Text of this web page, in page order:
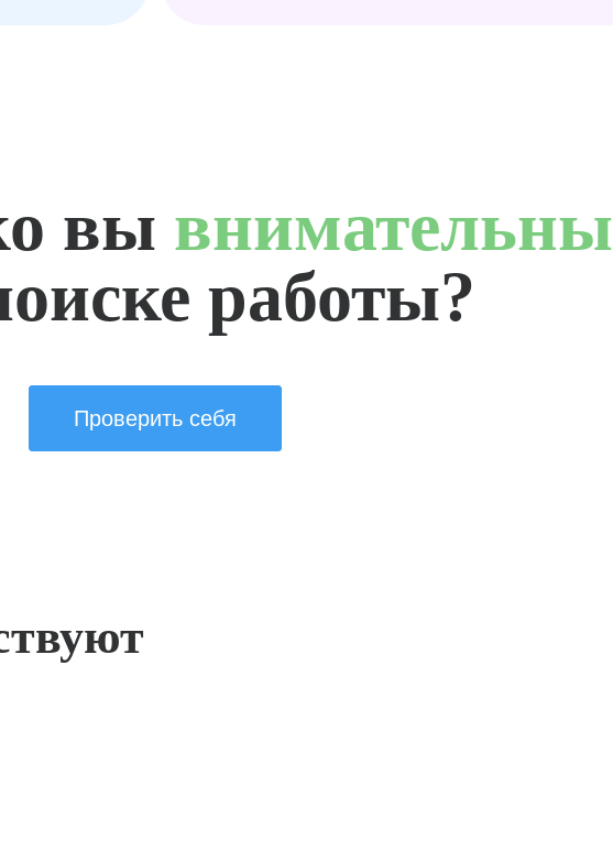
вы внимательны
работы?
Проверить себя